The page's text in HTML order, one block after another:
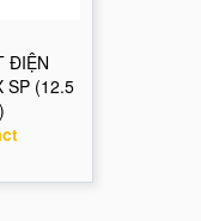
ĐIỆN
SP (12.5